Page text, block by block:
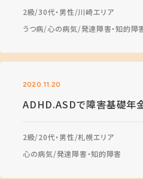
2級 30代・男性 川崎エリア
うつ病 心の病気 発達障害・知的障
2020.11.20
ADHD.ASDで障害基礎年
2級 20代・男性 札幌エリア
心の病気 発達障害・知的障害